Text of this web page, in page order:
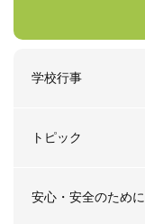
学校行事
トピック
安心・安全のために